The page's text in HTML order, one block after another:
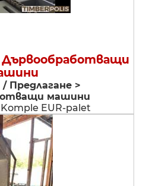
Дървообработващи
Предлагане >
машини
EUR-palet